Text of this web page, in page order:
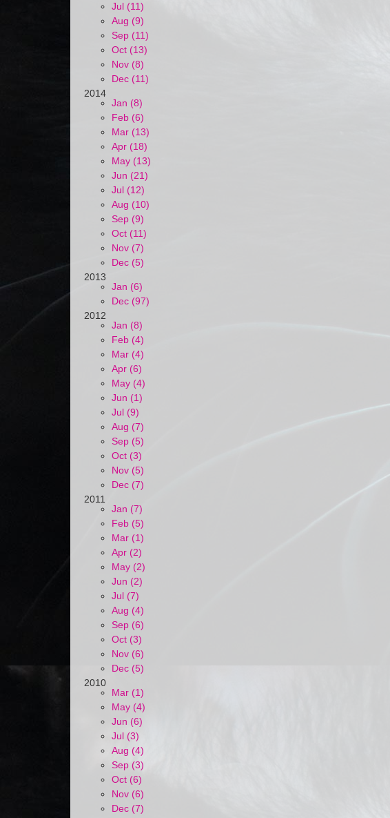
Jul (11)
Aug (9)
Sep (11)
Oct (13)
Nov (8)
Dec (11)
2014
Jan (8)
Feb (6)
Mar (13)
Apr (18)
May (13)
Jun (21)
Jul (12)
Aug (10)
Sep (9)
Oct (11)
Nov (7)
Dec (5)
2013
Jan (6)
Dec (97)
2012
Jan (8)
Feb (4)
Mar (4)
Apr (6)
May (4)
Jun (1)
Jul (9)
Aug (7)
Sep (5)
Oct (3)
Nov (5)
Dec (7)
2011
Jan (7)
Feb (5)
Mar (1)
Apr (2)
May (2)
Jun (2)
Jul (7)
Aug (4)
Sep (6)
Oct (3)
Nov (6)
Dec (5)
2010
Mar (1)
May (4)
Jun (6)
Jul (3)
Aug (4)
Sep (3)
Oct (6)
Nov (6)
Dec (7)